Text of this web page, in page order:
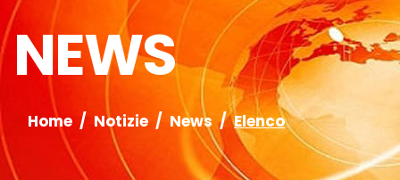
NEWS
Home Notizie News Elenco